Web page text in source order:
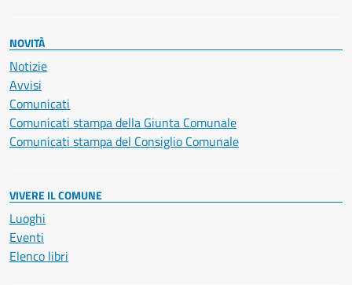
NOVITÀ
Notizie
Avvisi
Comunicati
Comunicati stampa della Giunta Comunale
Comunicati stampa del Consiglio Comunale
VIVERE IL COMUNE
Luoghi
Eventi
Elenco libri